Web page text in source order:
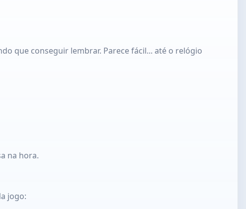
que conseguir lembrar. Parece fácil... até o relógio
na hora.
jogo: